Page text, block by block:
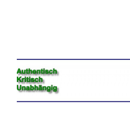
Jeder hat das
Meinung in Wort,
frei zu äußern und